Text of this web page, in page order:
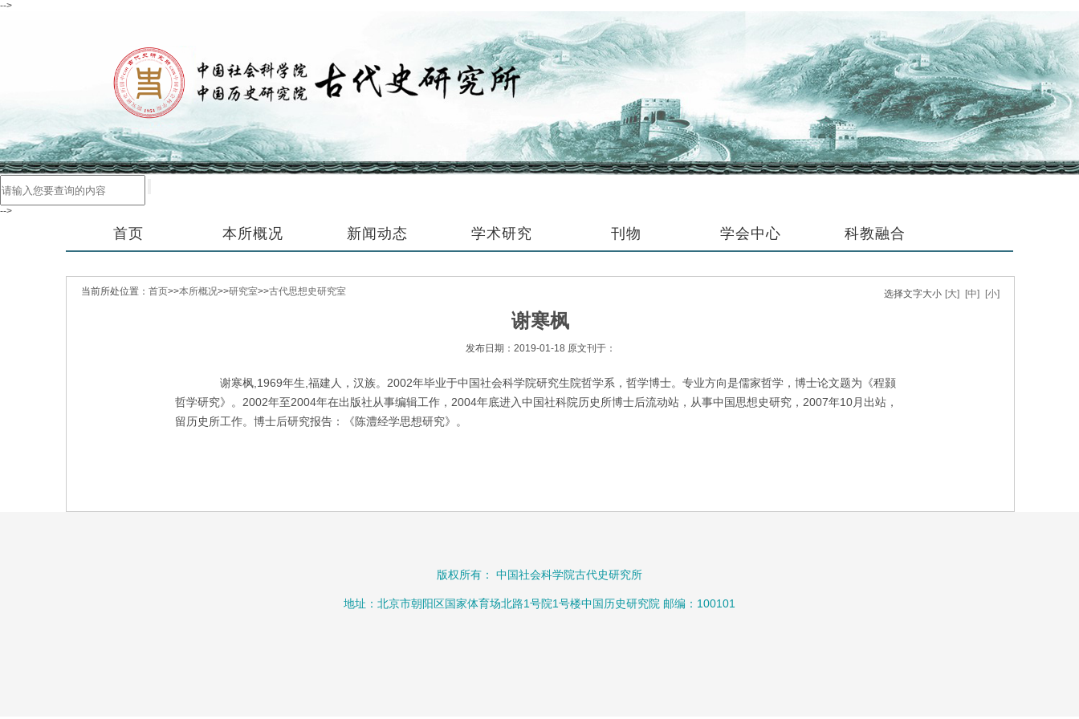
-->
-->
首页 本所概况 新闻动态 学术研究 刊物 学会中心 科教融合
当前所处位置： 首页>>本所概况>>研究室>>古代思想史研究室 选择文字大小 [大] [中] [小]
谢寒枫
发布日期：2019-01-18 原文刊于：
谢寒枫,1969年生,福建人，汉族。2002年毕业于中国社会科学院研究生院哲学系，哲学博士。专业方向是儒家哲学，博士论文题为《程颢
哲学研究》。2002年至2004年在出版社从事编辑工作，2004年底进入中国社科院历史所博士后流动站，从事中国思想史研究，2007年10月出站，
留历史所工作。博士后研究报告：《陈澧经学思想研究》。
版权所有： 中国社会科学院古代史研究所
地址：北京市朝阳区国家体育场北路1号院1号楼中国历史研究院 邮编：100101